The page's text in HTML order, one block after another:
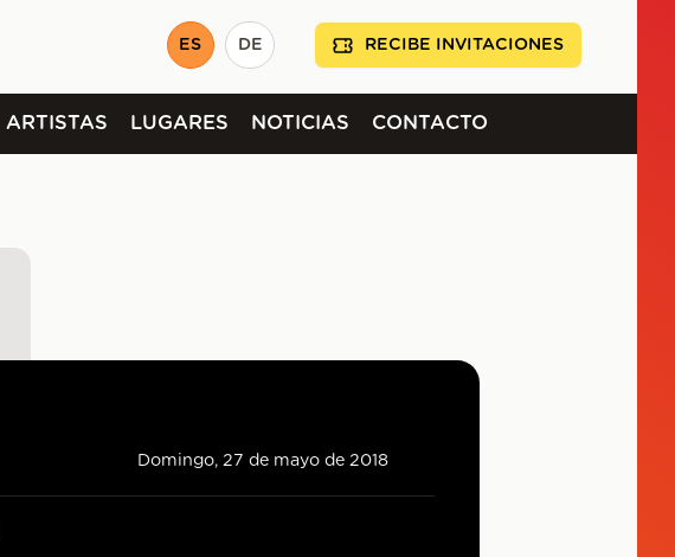
ES DE RECIBE INVITACIONES
ARTISTAS LUGARES NOTICIAS CONTACTO
Domingo, 27 de mayo de 2018